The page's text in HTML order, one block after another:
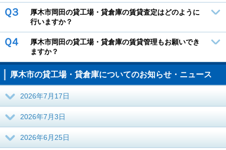
Ｑ３
厚木市岡田の貸工場・貸倉庫の賃貸査定はどのように
行いますか？
Ｑ４
厚木市岡田の貸工場・貸倉庫の賃貸管理もお願いでき
ますか？
厚木市の貸工場・貸倉庫についてのお知らせ・ニュース
2026年7月17日
2026年7月3日
2026年6月25日